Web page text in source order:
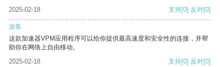
2025-02-18
支持[0] 反对[0]
游客
这款加速器VPM应用程序可以给你提供最高速度和安全性的连接，并帮
助你在网络上自由移动。
2025-02-18
支持[0] 反对[0]